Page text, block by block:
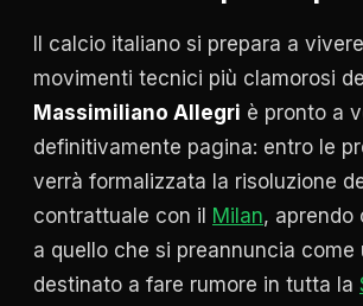
Il calcio italiano si prepara a
movimenti tecnici più clamorosi
Massimiliano Allegri è pronto a
definitivamente pagina: entro le
verrà formalizzata la risoluzione
contrattuale con il Milan, aprendo
a quello che si preannuncia come
destinato a fare rumore in tutta la